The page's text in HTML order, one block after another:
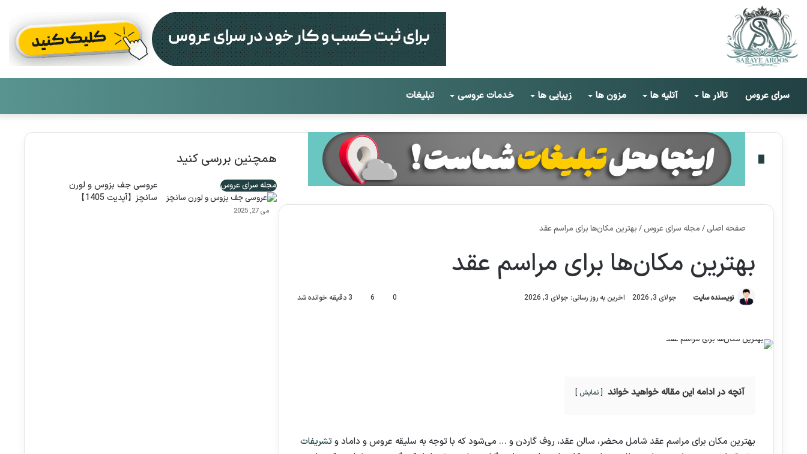
سرای عروس تالار ها آتلیه ها مزون ها زیبایی ها خدمات عروسی تبلیغات
پوست
صفحه اصلی / مجله سرای عروس / بهترین مکان‌ها برای مراسم عقد
بهترین مکان‌ها برای مراسم عقد
نویسنده سایت جولای 3, 2026 اخرین به روز رسانی: جولای 3, 2026 0
6
آنچه در ادامه این مقاله خواهید خواند نمایش
بهترین مکان برای مراسم عقد شامل محضر، سالن عقد، روف گاردن و … می‌شود که با توجه به سلیقه عروس و داماد وتشریفات
همچنین بررسی کنید
مجله سرای عروس
عروسی جف بزوس و لورن
سانچز【آپدیت 1405】
می 27, 2025